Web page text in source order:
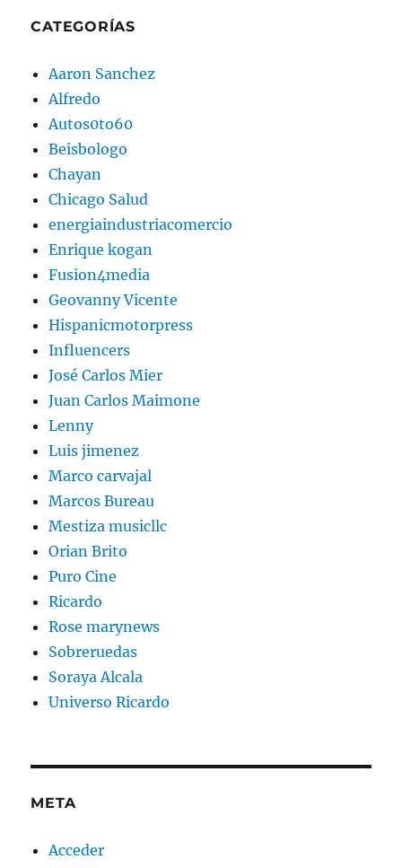
CATEGORÍAS
Aaron Sanchez
Alfredo
Autos0to60
Beisbologo
Chayan
Chicago Salud
energiaindustriacomercio
Enrique kogan
Fusion4media
Geovanny Vicente
Hispanicmotorpress
Influencers
José Carlos Mier
Juan Carlos Maimone
Lenny
Luis jimenez
Marco carvajal
Marcos Bureau
Mestiza musicllc
Orian Brito
Puro Cine
Ricardo
Rose marynews
Sobreruedas
Soraya Alcala
Universo Ricardo
META
Acceder